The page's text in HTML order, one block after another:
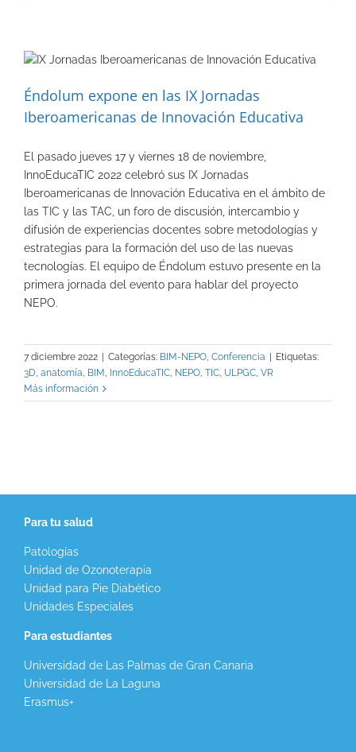
Éndolum expone en las IX Jornadas
Iberoamericanas de Innovación Educativa
El pasado jueves 17 y viernes 18 de noviembre,
InnoEducaTIC 2022 celebró sus IX Jornadas
Iberoamericanas de Innovación Educativa en el ámbito de
las TIC y las TAC, un foro de discusión, intercambio y
difusión de experiencias docentes sobre metodologías y
estrategias para la formación del uso de las nuevas
tecnologías. El equipo de Éndolum estuvo presente en la
primera jornada del evento para hablar del proyecto
NEPO.
7 diciembre 2022 | Categorías: BIM-NEPO Conferencia | Etiquetas:
3D anatomía BIM InnoEducaTIC NEPO TIC ULPGC VR
Más información
Para tu salud
Patologías
Unidad de Ozonoterapia
Unidad para Pie Diabético
Unidades Especiales
Para estudiantes
Universidad de Las Palmas de Gran Canaria
Universidad de La Laguna
Erasmus+